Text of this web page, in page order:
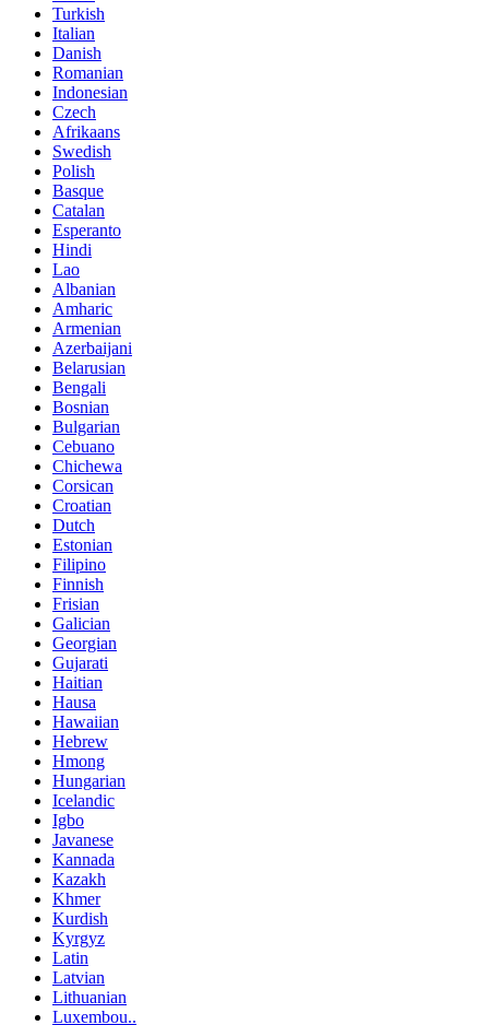
Turkish
Italian
Danish
Romanian
Indonesian
Czech
Afrikaans
Swedish
Polish
Basque
Catalan
Esperanto
Hindi
Lao
Albanian
Amharic
Armenian
Azerbaijani
Belarusian
Bengali
Bosnian
Bulgarian
Cebuano
Chichewa
Corsican
Croatian
Dutch
Estonian
Filipino
Finnish
Frisian
Galician
Georgian
Gujarati
Haitian
Hausa
Hawaiian
Hebrew
Hmong
Hungarian
Icelandic
Igbo
Javanese
Kannada
Kazakh
Khmer
Kurdish
Kyrgyz
Latin
Latvian
Lithuanian
Luxembou..